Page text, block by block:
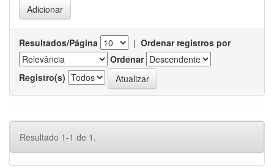
Resultados/Página | Ordenar registros por
Ordenar
Registro(s)
Resultado 1-1 de 1.